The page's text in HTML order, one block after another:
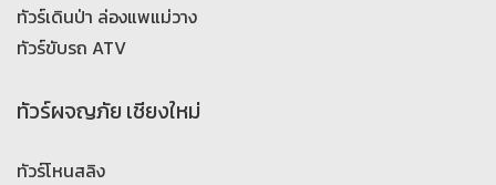
ทัวร์เดินป่า ล่องแพแม่วาง
ทัวร์ขับรถ ATV
ทัวร์ผจญภัย เชียงใหม่
ทัวร์โหนสลิง